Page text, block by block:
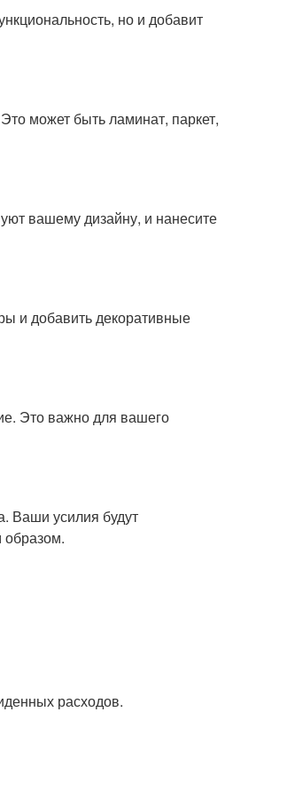
но и добавит
может быть ламинат, паркет,
вашему дизайну, и нанесите
и добавить декоративные
Это важно для вашего
Ваши усилия будут
образом.
расходов.